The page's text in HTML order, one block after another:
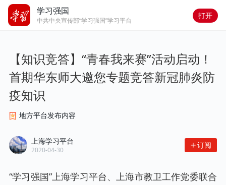
学习强国
中共中央宣传部“学习强国”学习平台
打开
【知识竞答】“青春我来赛”活动启动！
首期华东师大邀您专题竞答新冠肺炎防
疫知识
地方平台发布内容
上海学习平台
2020-04-30
订阅
“学习强国”上海学习平台、上海市教卫工作党委联合